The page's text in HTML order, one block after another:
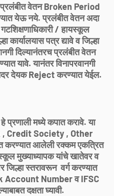
प्रलंबीत वेतन Broken Period
येऊ नये. प्रलंबीत वेतन अदा
/ हायस्कूल
कार्यालयास पत्र द्यावे व जिल्हा
दिल्यानंतरच प्रलंबीत वेतन
यावे. यानंतर विनापरवानगी
देयक Reject करण्यात येईल.
मध्ये कपात करावे. या
, Credit Society , Other
करण्यात आलेली रक्कम एकत्रित
मुख्याध्यापक यांचे खातेवर व
जिल्हा स्तरावरून वर्ग करण्यात
Account Number व IFSC
दक्षता घ्यावी.